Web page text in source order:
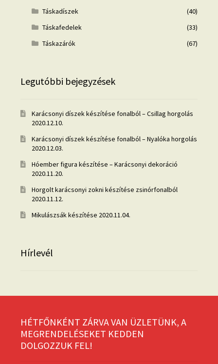
Táskadíszek
(40)
Táskafedelek
(33)
Táskazárók
(67)
Legutóbbi bejegyzések
Karácsonyi díszek készítése fonalból – Csillag horgolás
2020.12.10.
Karácsonyi díszek készítése fonalból – Nyalóka horgolás
2020.12.03.
Hóember figura készítése – Karácsonyi dekoráció
2020.11.20.
Horgolt karácsonyi zokni készítése zsinórfonalból
2020.11.12.
Mikulászsák készítése 2020.11.04.
Hírlevél
HÉTFŐNKÉNT ZÁRVA VAN ÜZLETÜNK, A
MEGRENDELÉSEKET KEDDEN
DOLGOZZUK FEL!